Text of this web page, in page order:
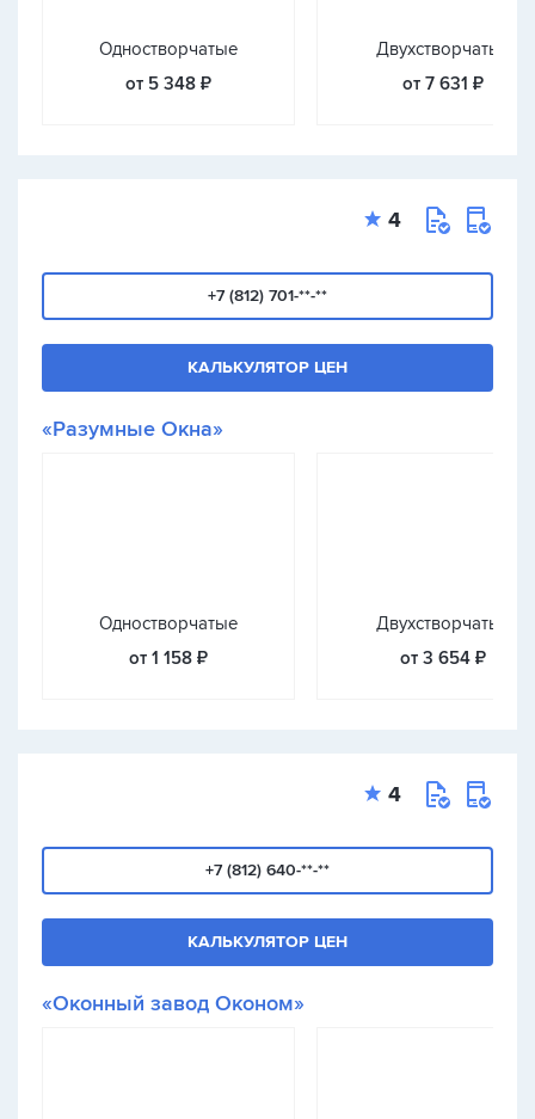
Одностворчатые
от 5 348 ₽
Двухстворчатые
от 7 631 ₽
4
+7 (812) 701-**-**
КАЛЬКУЛЯТОР ЦЕН
«Разумные Окна»
Одностворчатые
от 1 158 ₽
Двухстворчатые
от 3 654 ₽
4
+7 (812) 640-**-**
КАЛЬКУЛЯТОР ЦЕН
«Оконный завод Оконом»